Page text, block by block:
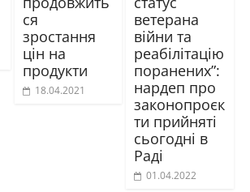
ся
зростання
цін на
продукти
18.04.2021
ветерана
війни та
реабілітацію
поранених”:
нардеп про
законопроєк
ти прийняті
сьогодні в
Раді
01.04.2022